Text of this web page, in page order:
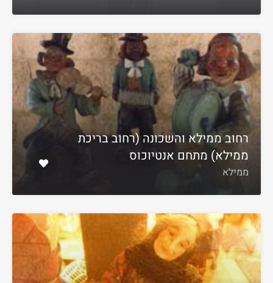
רחוב ממילא והשכונה (רחוב בריכת
ממילא) מתחם אנטיוכוס
ממילא